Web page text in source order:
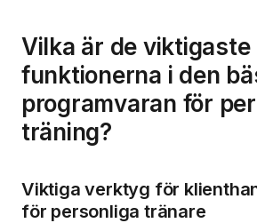
Vilka är de viktigaste
funktionerna i den
programvaran för
träning?
Viktiga verktyg för
för personliga tränare